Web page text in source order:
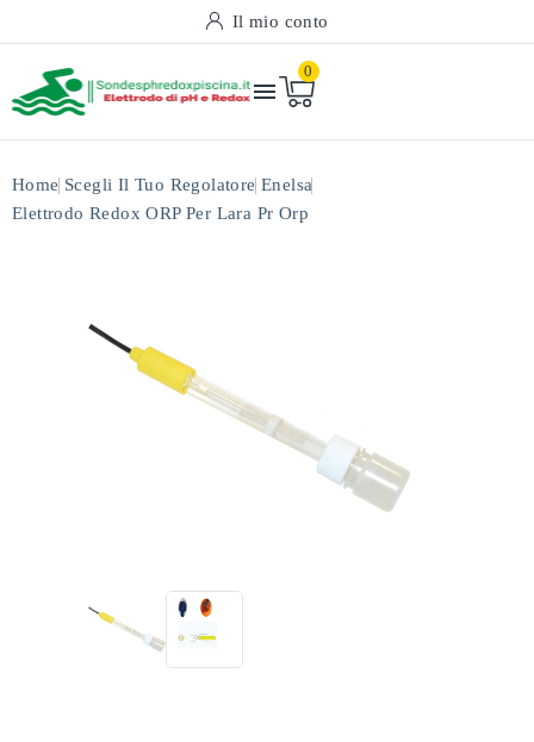
Il mio conto

0
Home Scegli Il Tuo Regolatore Enelsa
Elettrodo Redox ORP Per Lara Pr Orp